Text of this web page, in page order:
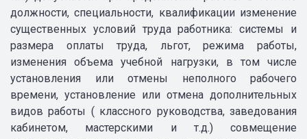
должности, специальности, квалификации изменение
существенных условий труда работника: системы и
размера оплаты труда, льгот, режима работы,
изменения объема учебной нагрузки, в том числе
установления или отмены неполного рабочего
времени, установление или отмена дополнительных
видов работы ( классного руководства, заведования
кабинетом, мастерскими и т.д.) совмещение